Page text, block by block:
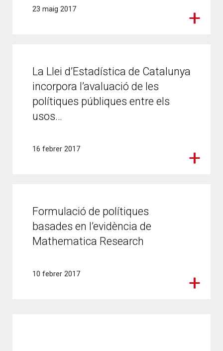
23 maig 2017
La Llei d’Estadística de Catalunya
incorpora l’avaluació de les
polítiques públiques entre els
usos…
16 febrer 2017
Formulació de polítiques
basades en l’evidència de
Mathematica Research
10 febrer 2017